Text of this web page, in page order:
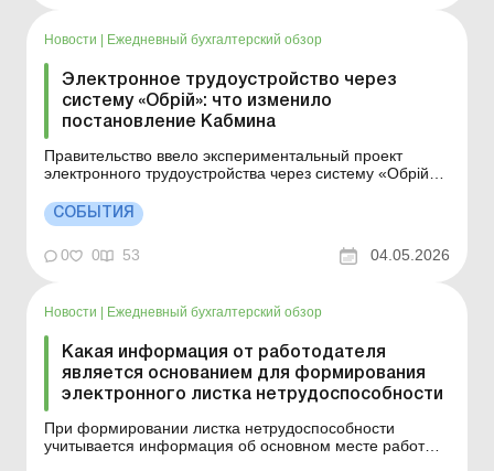
Новости | Ежедневный бухгалтерский обзор
Электронное трудоустройство через
систему «Обрій»: что изменило
постановление Кабмина
Правительство ввело экспериментальный проект
электронного трудоустройства через систему «Обрій»,
онлайн, использовать электронные кадровые
документы и автоматизировать уведомления о
на ...
СОБЫТИЯ
0 0 53 04.05.2026
Новости Ежедневный бухгалтерский обзор
Какая информация от работодателя
является основанием для формирования
электронного листка нетрудоспособности
При формировании листка нетрудоспособности
учитывается информация об основном месте работы